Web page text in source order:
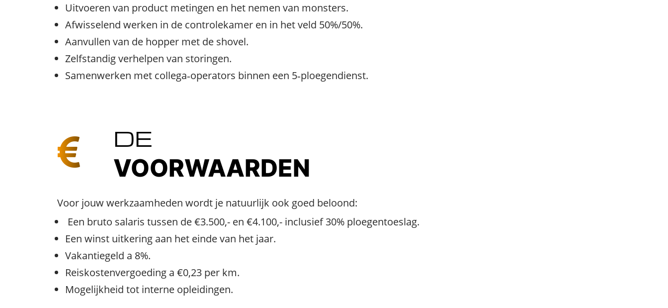
Uitvoeren van product metingen en het nemen van monsters.
Afwisselend werken in de controlekamer en in het veld 50%/50%.
Aanvullen van de hopper met de shovel.
Zelfstandig verhelpen van storingen.
Samenwerken met collega‑operators binnen een 5‑ploegendienst.
DE
VOORWAARDEN
Voor jouw werkzaamheden wordt je natuurlijk ook goed beloond:
Een bruto salaris tussen de €3.500,- en €4.100,- inclusief 30% ploegentoeslag.
Een winst uitkering aan het einde van het jaar.
Vakantiegeld a 8%.
Reiskostenvergoeding a €0,23 per km.
Mogelijkheid tot interne opleidingen.